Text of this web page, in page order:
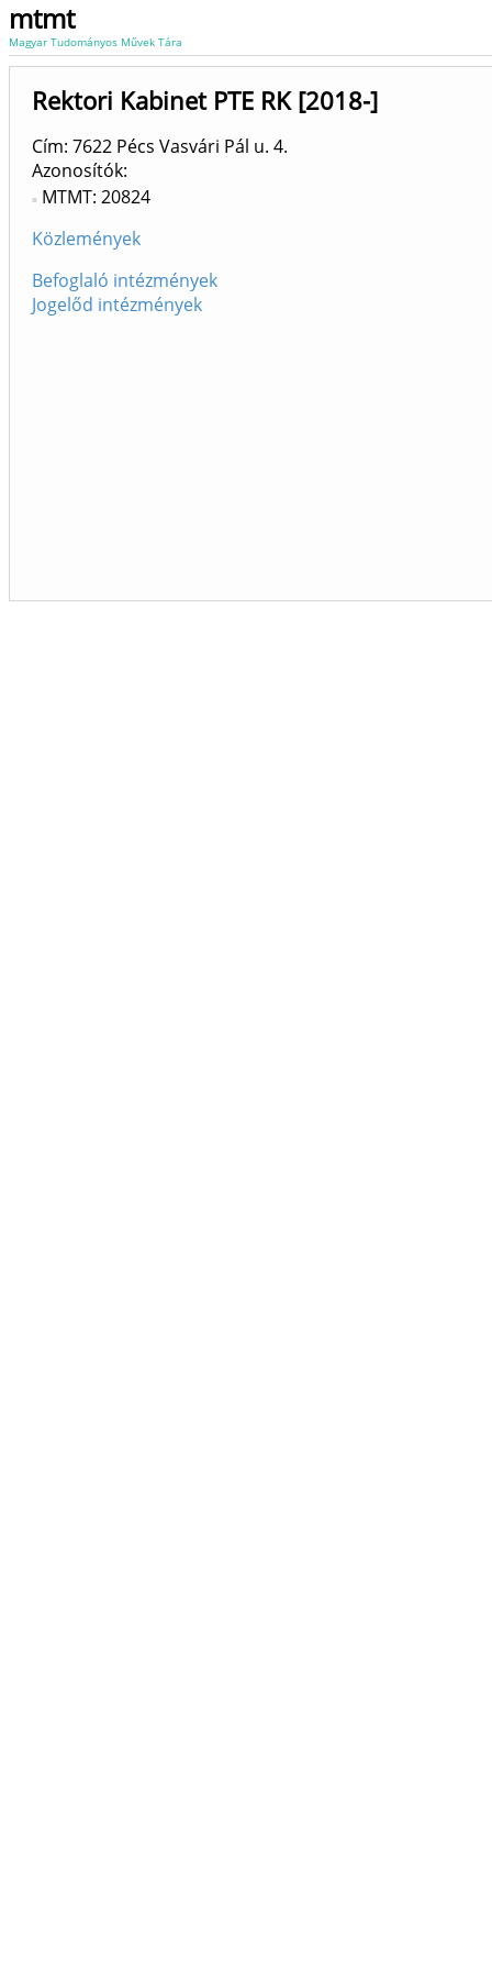
mtmt
Magyar Tudományos Művek Tára
Rektori Kabinet PTE RK [2018-]
Cím: 7622 Pécs Vasvári Pál u. 4.
Azonosítók
MTMT: 20824
Közlemények
Befoglaló intézmények
Jogelőd intézmények